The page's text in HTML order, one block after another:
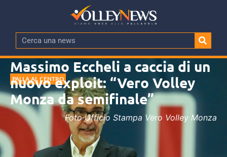
PALLA AL CENTRO
Massimo Eccheli a caccia di un
nuovo exploit: “Vero Volley
Monza da semifinale”
Foto Ufficio Stampa Vero Volley Monza